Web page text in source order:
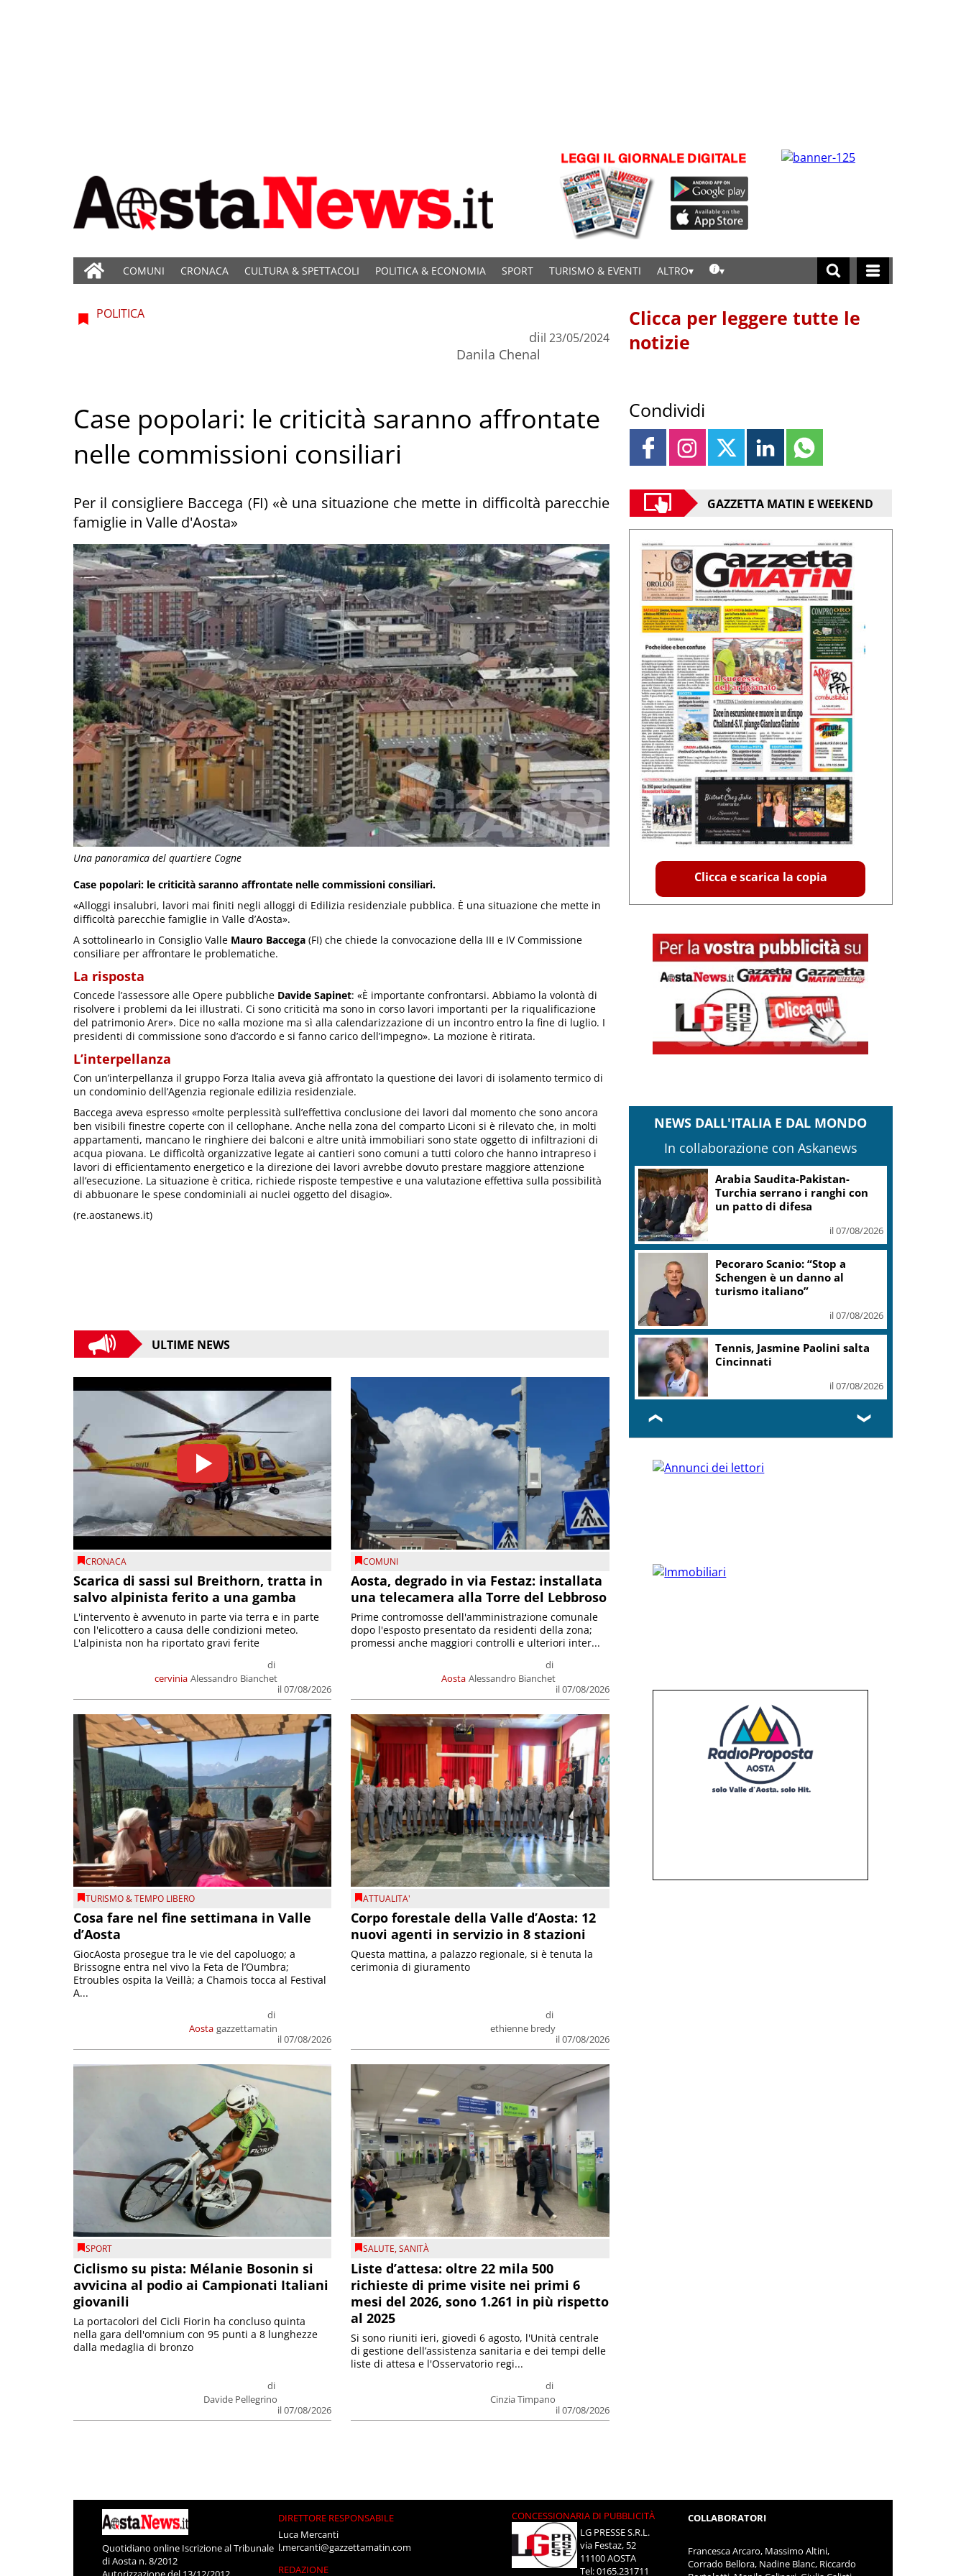
COMUNI CRONACA CULTURA & SPETTACOLI POLITICA & ECONOMIA SPORT TURISMO & EVENTI ALTRO
Una panoramica del quartiere Cogne
POLITICA
di
Danila Chenal
il 23/05/2024
Case popolari: le criticità saranno affrontate
nelle commissioni consiliari
Per il consigliere Baccega (FI) «è una situazione che mette in difficoltà parecchie
famiglie in Valle d'Aosta»
Case popolari: le criticità saranno affrontate nelle commissioni consiliari.
«Alloggi insalubri, lavori mai finiti negli alloggi di Edilizia residenziale pubblica. È una situazione che mette in
difficoltà parecchie famiglie in Valle d’Aosta».
A sottolinearlo in Consiglio Valle Mauro Baccega (FI) che chiede la convocazione della III e IV Commissione
consiliare per affrontare le problematiche.
La risposta
Concede l’assessore alle Opere pubbliche Davide Sapinet: «È importante confrontarsi. Abbiamo la volontà di
risolvere i problemi da lei illustrati. Ci sono criticità ma sono in corso lavori importanti per la riqualificazione
del patrimonio Arer». Dice no «alla mozione ma sì alla calendarizzazione di un incontro entro la fine di luglio. I
presidenti di commissione sono d’accordo e si fanno carico dell’impegno». La mozione è ritirata.
L’interpellanza
Con un’interpellanza il gruppo Forza Italia aveva già affrontato la questione dei lavori di isolamento termico di
un condominio dell’Agenzia regionale edilizia residenziale.
Baccega aveva espresso «molte perplessità sull’effettiva conclusione dei lavori dal momento che sono ancora
ben visibili finestre coperte con il cellophane. Anche nella zona del comparto Liconi si è rilevato che, in molti
appartamenti, mancano le ringhiere dei balconi e altre unità immobiliari sono state oggetto di infiltrazioni di
acqua piovana. Le difficoltà organizzative legate ai cantieri sono comuni a tutti coloro che hanno intrapreso i
lavori di efficientamento energetico e la direzione dei lavori avrebbe dovuto prestare maggiore attenzione
all’esecuzione. La situazione è critica, richiede risposte tempestive e una valutazione effettiva sulla possibilità
di abbuonare le spese condominiali ai nuclei oggetto del disagio».
(re.aostanews.it)
ULTIME NEWS
CRONACA
Scarica di sassi sul Breithorn, tratta in
salvo alpinista ferito a una gamba
cervinia
di
Alessandro Bianchet
il 07/08/2026
L'intervento è avvenuto in parte via terra e in parte
con l'elicottero a causa delle condizioni meteo.
L'alpinista non ha riportato gravi ferite
COMUNI
Aosta, degrado in via Festaz: installata
una telecamera alla Torre del Lebbroso
Aosta
di
Alessandro Bianchet
il 07/08/2026
Prime contromosse dell'amministrazione comunale
dopo l'esposto presentato da residenti della zona;
promessi anche maggiori controlli e ulteriori inter...
TURISMO & TEMPO LIBERO
Cosa fare nel fine settimana in Valle
d’Aosta
Aosta
di
gazzettamatin
il 07/08/2026
GiocAosta prosegue tra le vie del capoluogo; a
Brissogne entra nel vivo la Feta de l’Oumbra;
Etroubles ospita la Veillà; a Chamois tocca al Festival
A...
ATTUALITA'
Corpo forestale della Valle d’Aosta: 12
nuovi agenti in servizio in 8 stazioni
di
ethienne bredy
il 07/08/2026
Questa mattina, a palazzo regionale, si è tenuta la
cerimonia di giuramento
SPORT
Ciclismo su pista: Mélanie Bosonin si
avvicina al podio ai Campionati Italiani
giovanili
di
Davide Pellegrino
il 07/08/2026
La portacolori del Cicli Fiorin ha concluso quinta
nella gara dell'omnium con 95 punti a 8 lunghezze
dalla medaglia di bronzo
SALUTE,SANITÀ
Liste d’attesa: oltre 22 mila 500
richieste di prime visite nei primi 6
mesi del 2026, sono 1.261 in più rispetto
al 2025
di
Cinzia Timpano
il 07/08/2026
Si sono riuniti ieri, giovedì 6 agosto, l'Unità centrale
di gestione dell’assistenza sanitaria e dei tempi delle
liste di attesa e l'Osservatorio regi...
Clicca per leggere tutte le
notizie
Condividi
GAZZETTA MATIN E WEEKEND
Clicca e scarica la copia
NEWS DALL'ITALIA E DAL MONDO
In collaborazione con Askanews
Arabia Saudita-Pakistan-
Turchia serrano i ranghi con
un patto di difesa
il 07/08/2026
Pecoraro Scanio: “Stop a
Schengen è un danno al
turismo italiano”
il 07/08/2026
Tennis, Jasmine Paolini salta
Cincinnati
il 07/08/2026
❮ ❯
Quotidiano online Iscrizione al Tribunale
di Aosta n. 8/2012
DIRETTORE RESPONSABILE
Luca Mercanti
l.mercanti@gazzettamatin.com
REDAZIONE
CONCESSIONARIA DI PUBBLICITÀ
LG PRESSE S.R.L.
via Festaz, 52
11100 AOSTA
Tel: 0165.231711
COLLABORATORI
Francesca Arcaro, Massimo Altini,
Corrado Bellora, Nadine Blanc, Riccardo